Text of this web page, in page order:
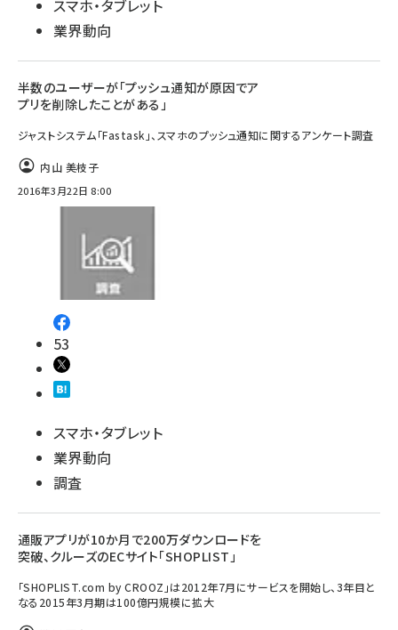
スマホ・タブレット
業界動向
半数のユーザーが「プッシュ通知が原因でア
プリを削除したことがある」
ジャストシステム「Fastask」、スマホのプッシュ通知に関するアンケート調査
内山 美枝子
2016年3月22日 8:00
53
スマホ・タブレット
業界動向
調査
通販アプリが10か月で200万ダウンロードを
突破、クルーズのECサイト「SHOPLIST」
「SHOPLIST.com by CROOZ」は2012年7月にサービスを開始し、3年目と
なる2015年3月期は100億円規模に拡大